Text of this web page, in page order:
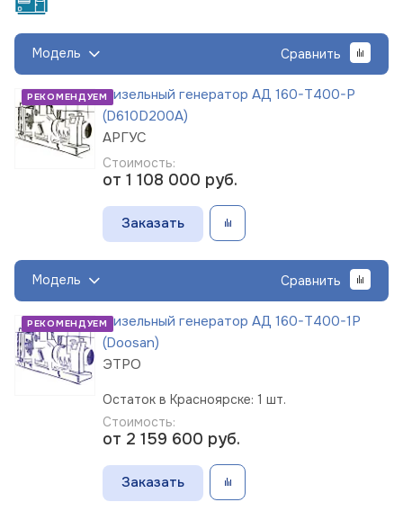
Модель Сравнить
РЕКОМЕНДУЕМДизельный генератор АД 160-Т400-Р
(D610D200A)
АРГУС
Стоимость:
от 1 108 000 руб.
Заказать
Модель Сравнить
РЕКОМЕНДУЕМДизельный генератор АД 160-Т400-1Р
(Doosan)
ЭТРО
Остаток в Красноярске: 1 шт.
Стоимость:
от 2 159 600 руб.
Заказать